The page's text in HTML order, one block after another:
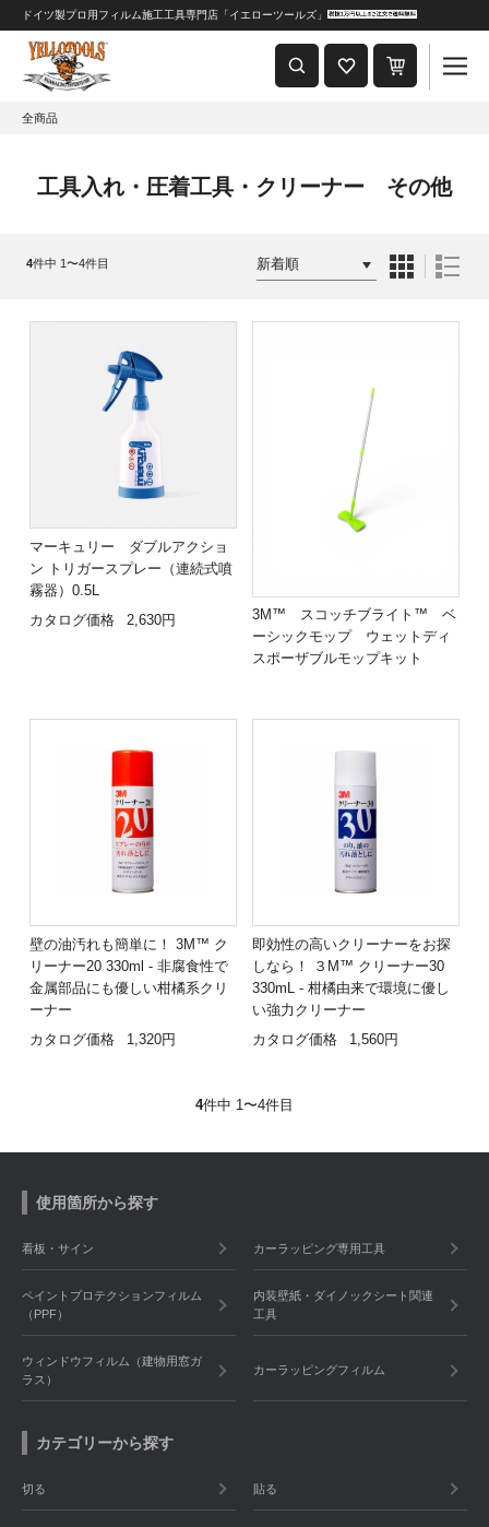
重要なおしらせ
2024年8月1日 価格改定につきまして
ドイツ製プロ用フィルム施工工具専門店「イエローツールズ」
全商品
工具入れ・圧着工具・クリーナー その他
4件中 1〜4件目
マーキュリー ダブルアクショ
ン トリガースプレー（連続式噴
霧器）0.5L
カタログ価格
2,630円
3M™ スコッチブライト™ ベ
ーシックモップ ウェットディ
スポーザブルモップキット
壁の油汚れも簡単に！ 3M™ ク
リーナー20 330ml - 非腐食性で
金属部品にも優しい柑橘系クリ
ーナー
カタログ価格
1,320円
即効性の高いクリーナーをお探
しなら！ ３M™ クリーナー30
330mL - 柑橘由来で環境に優し
い強力クリーナー
カタログ価格
1,560円
4件中 1〜4件目
使用箇所から探す
看板・サイン カーラッピング専用工具
ペイントプロテクションフィルム
（PPF）
内装壁紙・ダイノックシート関連
工具
ウィンドウフィルム（建物用窓ガ
ラス）
カーラッピングフィルム
カテゴリーから探す
切る 貼る